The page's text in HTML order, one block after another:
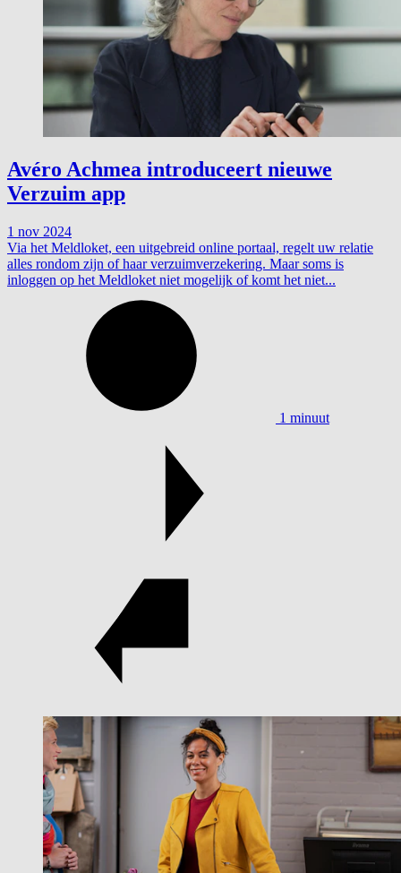
Avéro Achmea introduceert nieuwe
Verzuim app
1 nov 2024
Via het Meldloket, een uitgebreid online portaal, regelt uw relatie
alles rondom zijn of haar verzuimverzekering. Maar soms is
inloggen op het Meldloket niet mogelijk of komt het niet...
1 minuut